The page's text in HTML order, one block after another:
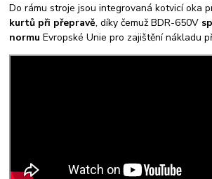
Do rámu stroje jsou integrovaná kotvicí oka
kurtů při přepravě, díky čemuž BDR-650V
normu Evropské Unie pro zajištění nákladu